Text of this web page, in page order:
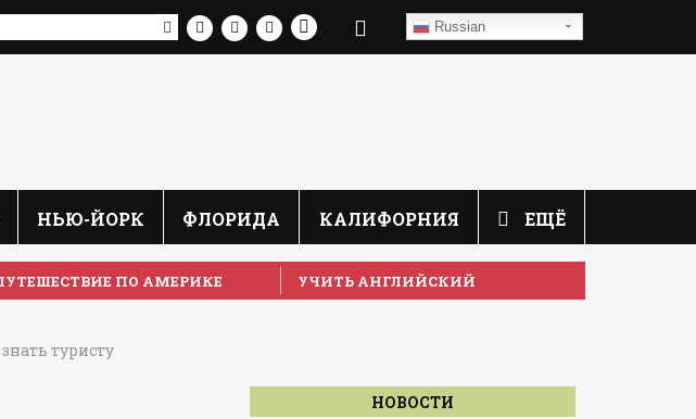
Russian
НЬЮ-ЙОРК ФЛОРИДА КАЛИФОРНИЯ ЕЩЁ
ПО АМЕРИКЕ УЧИТЬ АНГЛИЙСКИЙ
туристу
НОВОСТИ